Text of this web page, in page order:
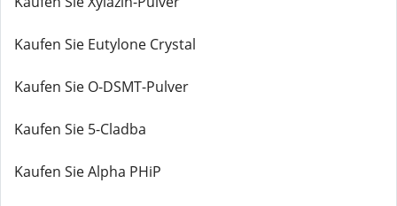
Kaufen Sie Eutylone Crystal
Kaufen Sie O-DSMT-Pulver
Kaufen Sie 5-Cladba
Kaufen Sie Alpha PHiP